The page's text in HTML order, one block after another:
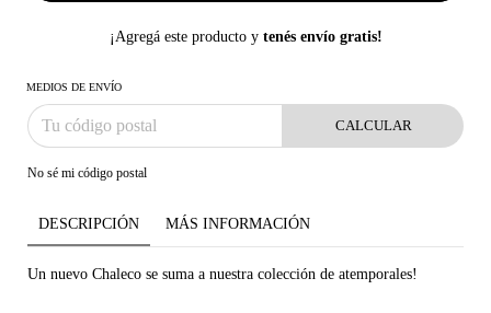
¡Agregá este producto y tenés envío gratis!
MEDIOS DE ENVÍO
CALCULAR
No sé mi código postal
DESCRIPCIÓN MÁS INFORMACIÓN
Un nuevo Chaleco se suma a nuestra colección de atemporales!